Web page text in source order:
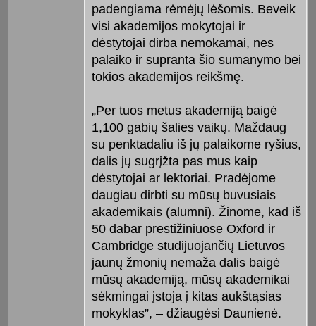
padengiama rėmėjų lėšomis. Beveik
visi akademijos mokytojai ir
dėstytojai dirba nemokamai, nes
palaiko ir supranta šio sumanymo bei
tokios akademijos reikšmę.
„Per tuos metus akademiją baigė
1,100 gabių šalies vaikų. Maždaug
su penktadaliu iš jų palaikome ryšius,
dalis jų sugrįžta pas mus kaip
dėstytojai ar lektoriai. Pradėjome
daugiau dirbti su mūsų buvusiais
akademikais (alumni). Žinome, kad iš
50 dabar prestižiniuose Oxford ir
Cambridge studijuojančių Lietuvos
jaunų žmonių nemaža dalis baigė
mūsų akademiją, mūsų akademikai
sėkmingai įstoja į kitas aukštąsias
mokyklas”, – džiaugėsi Daunienė.